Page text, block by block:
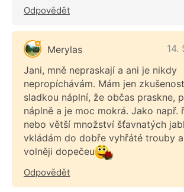
Odpovědět
Merylas
14.
Jani, mně nepraskají a ani je nikdy
nepropíchávám. Mám jen
sladkou náplní, že občas praskne,
náplně a je moc mokrá. Jako např.
nebo větší množství šťavnatých
vkládám do dobře vyhřáté trouby
volněji dopečeu
Odpovědět